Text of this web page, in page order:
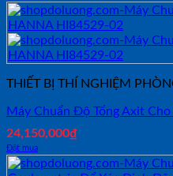
THIẾT BỊ THÍ NGHIỆM
Máy Chuẩn Độ Tổng Axit
24,150,000₫
Đặt mua